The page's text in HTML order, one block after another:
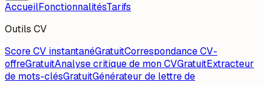
AccueilFonctionnalitésTarifs
Outils CV
Score CV instantanéGratuitCorrespondance CV-
offreGratuitAnalyse critique de mon CVGratuitExtracteur
de mots-clésGratuitGénérateur de lettre de